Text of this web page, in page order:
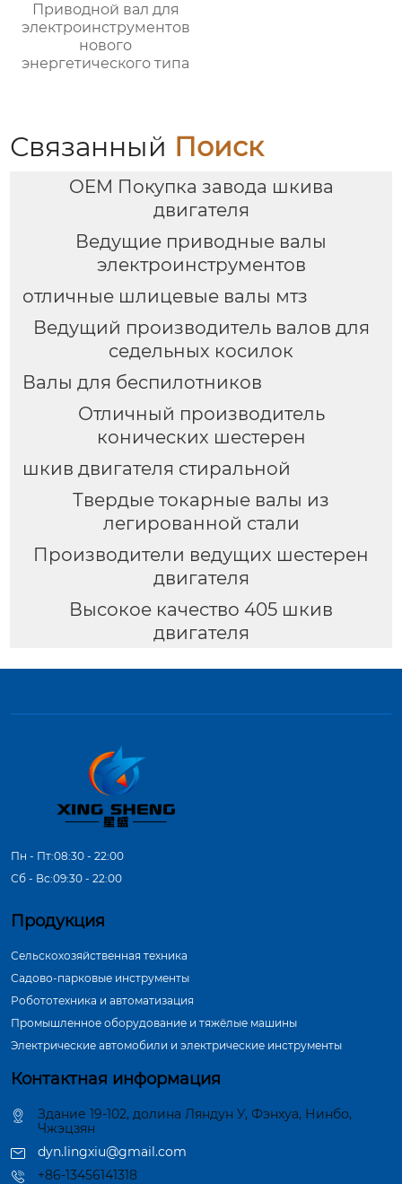
Приводной вал для
электроинструментов
нового
энергетического типа
Связанный Поиск
OEM Покупка завода шкива
двигателя
Ведущие приводные валы
электроинструментов
отличные шлицевые валы мтз
Ведущий производитель валов для
седельных косилок
Валы для беспилотников
Отличный производитель
конических шестерен
шкив двигателя стиральной
Твердые токарные валы из
легированной стали
Производители ведущих шестерен
двигателя
Высокое качество 405 шкив
двигателя
Пн - Пт:08:30 - 22:00
Сб - Вс:09:30 - 22:00
Продукция
Сельскохозяйственная техника
Садово-парковые инструменты
Робототехника и автоматизация
Промышленное оборудование и тяжёлые машины
Электрические автомобили и электрические инструменты
Контактная информация
Здание 19-102, долина Ляндун У, Фэнхуа, Нинбо,
Чжэцзян
dyn.lingxiu@gmail.com
+86-13456141318